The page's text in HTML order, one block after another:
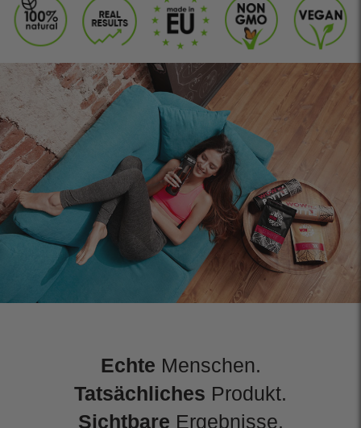
Echte Menschen.
Tatsächliches Produkt.
Sichtbare Ergebnisse.